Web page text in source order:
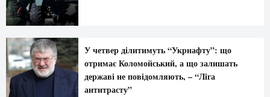
У четвер ділитимуть “Укрнафту”: що
отримає Коломойський, а що залишать
державі не повідомляють, – “Ліга
антитрасту”